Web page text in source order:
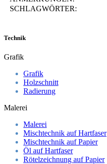
SCHLAGWÖRTER:
Technik
Grafik
Grafik
Holzschnitt
Radierung
Malerei
Malerei
Mischtechnik auf Hartfaser
Mischtechnik auf Papier
Öl auf Hartfaser
Rötelzeichnung auf Papier